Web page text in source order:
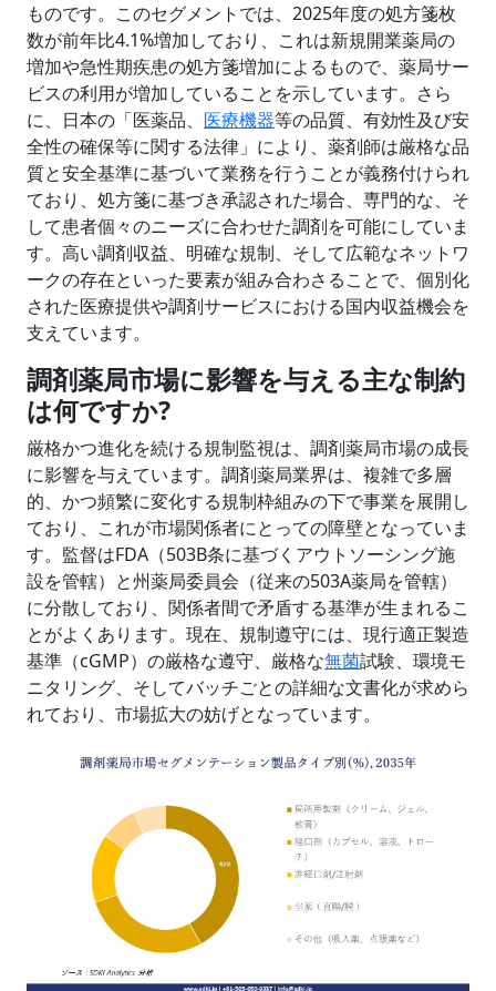
ものです。このセグメントでは、2025年度の処方箋枚
数が前年比4.1%増加しており、これは新規開業薬局の
増加や急性期疾患の処方箋増加によるもので、薬局サー
ビスの利用が増加していることを示しています。さら
に、日本の「医薬品、 医療機器等の品質、有効性及び安
全性の確保等に関する法律」により、薬剤師は厳格な品
質と安全基準に基づいて業務を行うことが義務付けられ
ており、処方箋に基づき承認された場合、専門的な、そ
して患者個々のニーズに合わせた調剤を可能にしていま
す。高い調剤収益、明確な規制、そして広範なネットワ
ークの存在といった要素が組み合わさることで、個別化
された医療提供や調剤サービスにおける国内収益機会を
支えています。
調剤薬局市場に影響を与える主な制約
は何ですか?
厳格かつ進化を続ける規制監視は、調剤薬局市場の成長
に影響を与えています。調剤薬局業界は、複雑で多層
的、かつ頻繁に変化する規制枠組みの下で事業を展開し
ており、これが市場関係者にとっての障壁となっていま
す。監督はFDA（503B条に基づくアウトソーシング施
設を管轄）と州薬局委員会（従来の503A薬局を管轄）
に分散しており、関係者間で矛盾する基準が生まれるこ
とがよくあります。現在、規制遵守には、現行適正製造
基準（cGMP）の厳格な遵守、厳格な無菌試験、環境モ
ニタリング、そしてバッチごとの詳細な文書化が求めら
れており、市場拡大の妨げとなっています。